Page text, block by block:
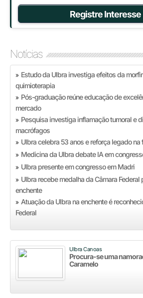
Registre Interesse
Notícias
» Estudo da Ulbra investiga efeitos da
quimioterapia
» Pós-graduação reúne educação de
mercado
» Pesquisa investiga inflamação tumoral e
macrófagos
» Ulbra celebra 53 anos e reforça legado
» Medicina da Ulbra debate IA em
» Ulbra presente em congresso em Madri
» Ulbra recebe medalha da Câmara Federal
enchente
» Atuação da Ulbra na enchente é
Federal
Ulbra Canoas
Procura-se uma
Caramelo